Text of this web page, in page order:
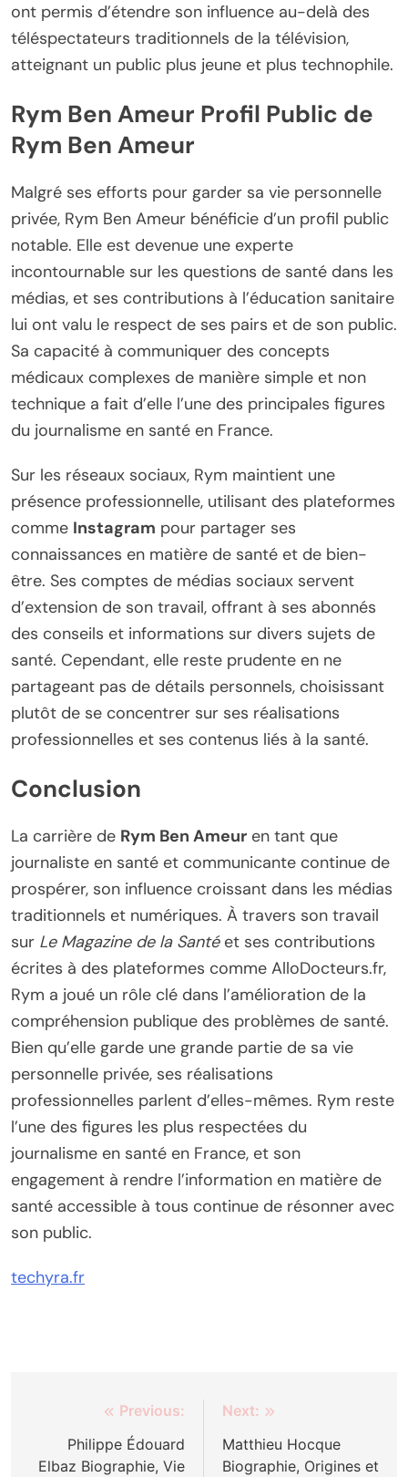
ont permis d’étendre son influence au-delà des
téléspectateurs traditionnels de la télévision,
atteignant un public plus jeune et plus technophile.
Rym Ben Ameur Profil Public de
Rym Ben Ameur
Malgré ses efforts pour garder sa vie personnelle
privée, Rym Ben Ameur bénéficie d’un profil public
notable. Elle est devenue une experte
incontournable sur les questions de santé dans les
médias, et ses contributions à l’éducation sanitaire
lui ont valu le respect de ses pairs et de son public.
Sa capacité à communiquer des concepts
médicaux complexes de manière simple et non
technique a fait d’elle l’une des principales figures
du journalisme en santé en France.
Sur les réseaux sociaux, Rym maintient une
présence professionnelle, utilisant des plateformes
comme Instagram pour partager ses
connaissances en matière de santé et de bien-
être. Ses comptes de médias sociaux servent
d’extension de son travail, offrant à ses abonnés
des conseils et informations sur divers sujets de
santé. Cependant, elle reste prudente en ne
partageant pas de détails personnels, choisissant
plutôt de se concentrer sur ses réalisations
professionnelles et ses contenus liés à la santé.
Conclusion
La carrière de Rym Ben Ameur en tant que
journaliste en santé et communicante continue de
prospérer, son influence croissant dans les médias
traditionnels et numériques. À travers son travail
sur Le Magazine de la Santéet ses contributions
écrites à des plateformes comme AlloDocteurs.fr,
Rym a joué un rôle clé dans l’amélioration de la
compréhension publique des problèmes de santé.
Bien qu’elle garde une grande partie de sa vie
personnelle privée, ses réalisations
professionnelles parlent d’elles-mêmes. Rym reste
l’une des figures les plus respectées du
journalisme en santé en France, et son
engagement à rendre l’information en matière de
santé accessible à tous continue de résonner avec
son public.
techyra.fr
navigation
Previous:
Philippe Édouard
Elbaz Biographie, Vie
Next:
Matthieu Hocque
Biographie, Origines et